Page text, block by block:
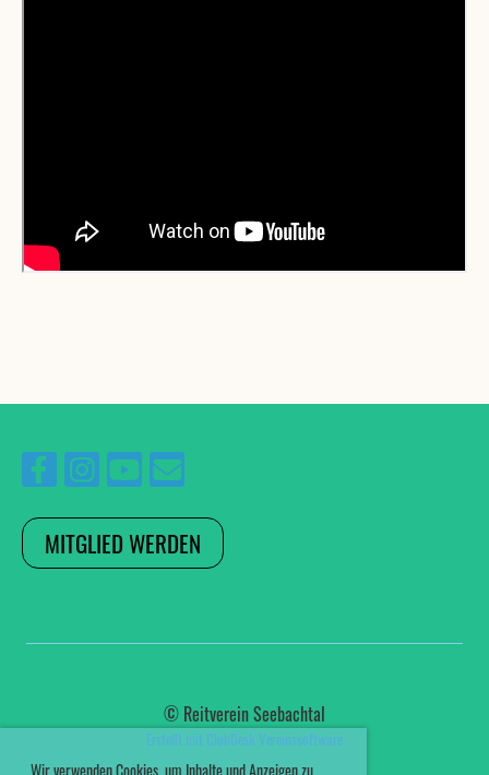
Wir verwenden Cookies, um Inhalte und Anzeigen zu
MITGLIED WERDEN
© Reitverein Seebachtal
Erstellt mit ClubDesk Vereinssoftware